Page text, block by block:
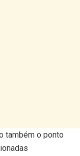
também o ponto